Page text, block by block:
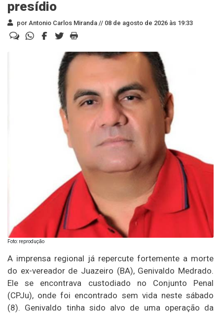
presídio
por Antonio Carlos Miranda // 08 de agosto de 2026 às 19:33
Foto: reprodução
A imprensa regional já repercute fortemente a morte
do ex-vereador de Juazeiro (BA), Genivaldo Medrado.
Ele se encontrava custodiado no Conjunto Penal
(CPJu), onde foi encontrado sem vida neste sábado
(8). Genivaldo tinha sido alvo de uma operação da